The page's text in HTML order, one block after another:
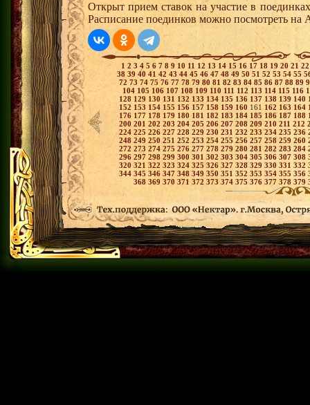
Открыт прием ставок на участие в
Расписание поединков можно посмотреть на
1 2 3 4 5 6 7 8 9 10 11 12 13 14 15 16 17 18 19 20 21
38 39 40 41 42 43 44 45 46 47 48 49 50 51 52 53 54 55
72 73 74 75 76 77 78 79 80 81 82 83 84 85 86 87 88 89
104 105 106 107 108 109 110 111 112 113 114 115 116
128 129 130 131 132 133 134 135 136 137 138 139 140
152 153 154 155 156 157 158 159 160 161 162 163 164
176 177 178 179 180 181 182 183 184 185 186 187 188
200 201 202 203 204 205 206 207 208 209 210 211 212
224 225 226 227 228 229 230 231 232 233234 235 236
248 249 250 251 252 253 254 255 256 257 258 259 260
272 273 274 275 276 277 278 279 280 281 282 283 284
296 297 298 299 300 301 302 303 304 305 306 307 308
320 321 322 323 324 325326 327 328 329 330 331 332
344 345 346 347 348 349 350 351 352 353 354 355 356
368 369 370 371 372 373 374 375 376 377 378 379